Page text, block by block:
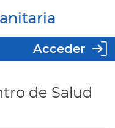
Acceder
de Salud